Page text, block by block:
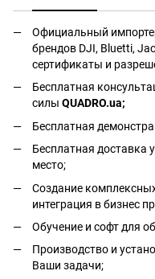
Официальный
брендов DJI, Bluetti,
сертификаты и
Бесплатная
силы QUADRO.ua;
Бесплатная
Бесплатная доставка
место;
Создание
интеграция в бизнес
Обучение и софт для
Производство и
Ваши задачи;